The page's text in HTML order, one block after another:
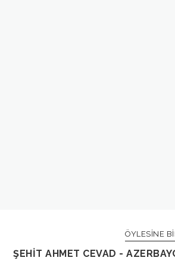
ÖYLESINE
ŞEHIT AHMET CEVAD -